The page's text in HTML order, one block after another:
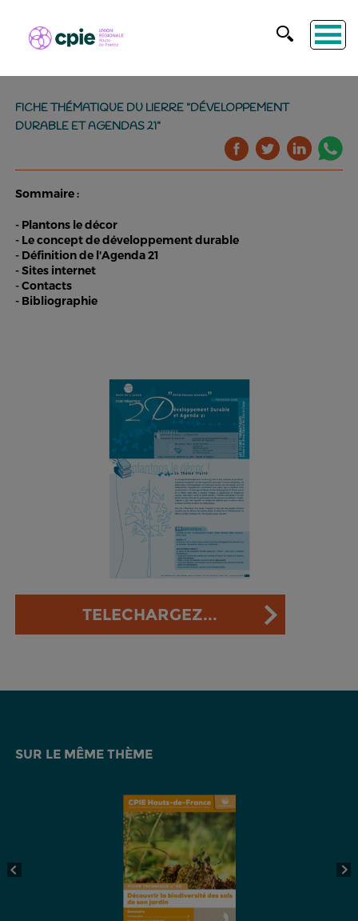
FICHE THÉMATIQUE DU LIERRE "DÉVELOPPEMENT
DURABLE ET AGENDAS 21"
Sommaire :
- Plantons le décor
- Le concept de développement durable
- Définition de l'Agenda 21
- Sites internet
- Contacts
- Bibliographie
TELECHARGEZ...
SUR LE MÊME THÈME